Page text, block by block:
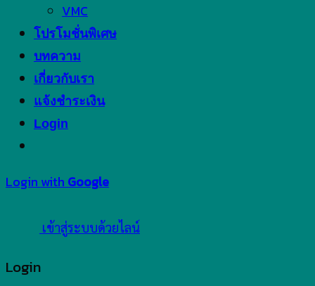
VMC
โปรโมชั่นพิเศษ
บทความ
เกี่ยวกับเรา
แจ้งชำระเงิน
Login
Login with Google
เข้าสู่ระบบด้วยไลน์
Login